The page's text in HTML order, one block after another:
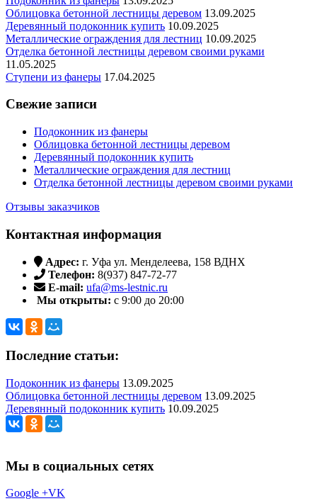
Облицовка бетонной лестницы деревом 13.09.2025
Деревянный подоконник купить 10.09.2025
Металлические ограждения для лестниц 10.09.2025
Отделка бетонной лестницы деревом своими руками
11.05.2025
Ступени из фанеры 17.04.2025
Свежие записи
Подоконник из фанеры
Облицовка бетонной лестницы деревом
Деревянный подоконник купить
Металлические ограждения для лестниц
Отделка бетонной лестницы деревом своими руками
Отзывы заказчиков
Контактная информация
Адрес: г. Уфа ул. Менделеева, 158 ВДНХ
Телефон: 8(937) 847-72-77
E-mail: ufa@ms-lestnic.ru
Мы открыты: с 9:00 до 20:00
Последние статьи:
Подоконник из фанеры 13.09.2025
Облицовка бетонной лестницы деревом 13.09.2025
Деревянный подоконник купить 10.09.2025
Мы в социальных сетях
Google +VK